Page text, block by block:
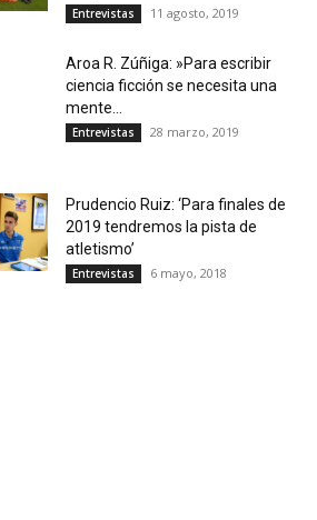
Entrevistas 11 agosto, 2019
Aroa R. Zúñiga: »Para escribir
ciencia ficción se necesita una
mente...
Entrevistas 28 marzo, 2019
Prudencio Ruiz: ‘Para finales de
2019 tendremos la pista de
atletismo’
Entrevistas 6 mayo, 2018